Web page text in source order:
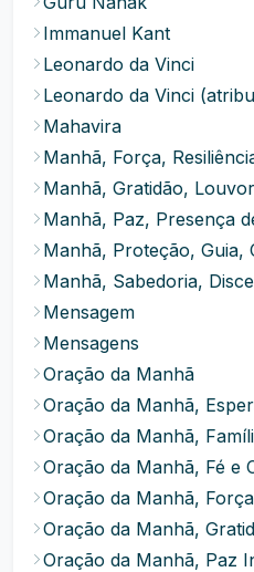
Immanuel Kant
Leonardo da Vinci
Leonardo da Vinci
Mahavira
Manhã, Força,
Manhã, Gratidão, Louvor
Manhã, Paz, Presença
Manhã, Proteção, Guia,
Manhã, Sabedoria,
Mensagem
Mensagens
Oração da Manhã
Oração da Manhã,
Oração da Manhã,
Oração da Manhã, Fé e
Oração da Manhã,
Oração da Manhã,
Oração da Manhã, Paz